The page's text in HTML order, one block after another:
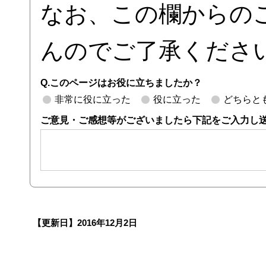
なお、この欄からの
んのでご了承くださ
Q.このページはお役に立ちましたか？
非常に役に立った
役に立った どちらと
ご意見・ご感想等がございましたら下記をご入力し
【更新日】 2016年12月2日